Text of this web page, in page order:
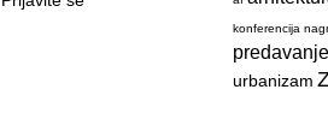
konferencija
predavanje
urbanizam